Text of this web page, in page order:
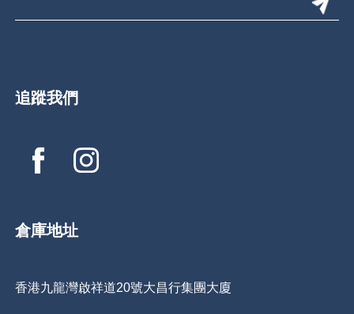
追蹤我們
倉庫地址
香港九龍灣啟祥道20號大昌行集團大廈